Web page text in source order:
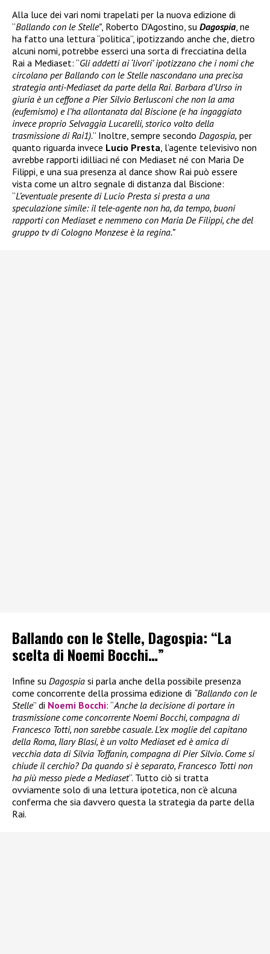
Alla luce dei vari nomi trapelati per la nuova edizione di
“Ballando con le Stelle”, Roberto D’Agostino, su Dagospia, ne
ha fatto una lettura “politica”, ipotizzando anche che, dietro
alcuni nomi, potrebbe esserci una sorta di frecciatina della
Rai a Mediaset: “Gli addetti ai ‘livori’ ipotizzano che i nomi che
circolano per Ballando con le Stelle nascondano una precisa
strategia anti-Mediaset da parte della Rai. Barbara d’Urso in
giuria è un ceffone a Pier Silvio Berlusconi che non la ama
(eufemismo) e l’ha allontanata dal Biscione (e ha ingaggiato
invece proprio Selvaggia Lucarelli, storico volto della
trasmissione di Rai1).” Inoltre, sempre secondo Dagospia, per
quanto riguarda invece Lucio Presta, l’agente televisivo non
avrebbe rapporti idilliaci né con Mediaset né con Maria De
Filippi, e una sua presenza al dance show Rai può essere
vista come un altro segnale di distanza dal Biscione:
“L’eventuale presente di Lucio Presta si presta a una
speculazione simile: il tele-agente non ha, da tempo, buoni
rapporti con Mediaset e nemmeno con Maria De Filippi, che del
gruppo tv di Cologno Monzese è la regina.”
Ballando con le Stelle, Dagospia: “La
scelta di Noemi Bocchi…”
Infine su Dagospia si parla anche della possibile presenza
come concorrente della prossima edizione di “Ballando con le
Stelle” di Noemi Bocchi: “Anche la decisione di portare in
trasmissione come concorrente Noemi Bocchi, compagna di
Francesco Totti, non sarebbe casuale. L’ex moglie del capitano
della Roma, Ilary Blasi, è un volto Mediaset ed è amica di
vecchia data di Silvia Toffanin, compagna di Pier Silvio. Come si
chiude il cerchio? Da quando si è separato, Francesco Totti non
ha più messo piede a Mediaset“. Tutto ciò si tratta
ovviamente solo di una lettura ipotetica, non c’è alcuna
conferma che sia davvero questa la strategia da parte della
Rai.